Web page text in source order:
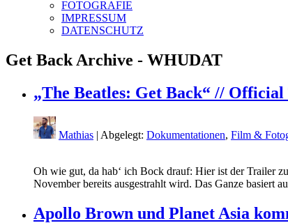
FOTOGRAFIE
IMPRESSUM
DATENSCHUTZ
Get Back Archive - WHUDAT
„The Beatles: Get Back“ //
Mathias | Abgelegt: Dokumentationen, Film &
Oh wie gut, da hab‘ ich Bock drauf: Hier ist der Trailer
November bereits ausgestrahlt wird. Das Ganze basiert
Apollo Brown und Planet Asia